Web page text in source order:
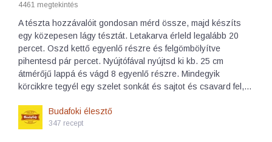
4461 megtekintés
A tészta hozzávalóit gondosan mérd össze, majd készíts
egy közepesen lágy tésztát. Letakarva érleld legalább 20
percet. Oszd kettő egyenlő részre és felgömbölyítve
pihentesd pár percet. Nyújtófával nyújtsd ki kb. 25 cm
átmérőjű lappá és vágd 8 egyenlő részre. Mindegyik
körcikkre tegyél egy szelet sonkát és sajtot és csavard fel,…
Budafoki élesztő
347 recept